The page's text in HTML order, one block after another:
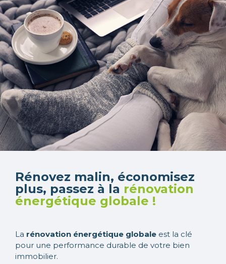
Rénovez malin, économisez
plus, passez à la rénovation
énergétique globale !
La rénovation énergétique globale est la clé
pour une performance durable de votre bien
immobilier.